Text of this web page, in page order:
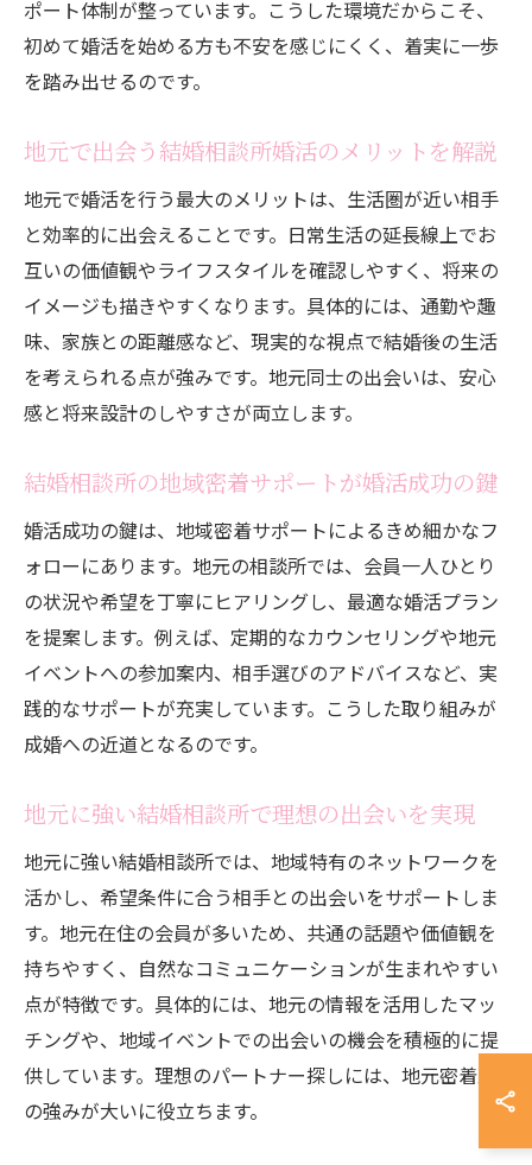
ポート体制が整っています。こうした環境だからこそ、
初めて婚活を始める方も不安を感じにくく、着実に一歩
を踏み出せるのです。
地元で出会う結婚相談所婚活のメリットを解説
地元で婚活を行う最大のメリットは、生活圏が近い相手
と効率的に出会えることです。日常生活の延長線上でお
互いの価値観やライフスタイルを確認しやすく、将来の
イメージも描きやすくなります。具体的には、通勤や趣
味、家族との距離感など、現実的な視点で結婚後の生活
を考えられる点が強みです。地元同士の出会いは、安心
感と将来設計のしやすさが両立します。
結婚相談所の地域密着サポートが婚活成功の鍵
婚活成功の鍵は、地域密着サポートによるきめ細かなフ
ォローにあります。地元の相談所では、会員一人ひとり
の状況や希望を丁寧にヒアリングし、最適な婚活プラン
を提案します。例えば、定期的なカウンセリングや地元
イベントへの参加案内、相手選びのアドバイスなど、実
践的なサポートが充実しています。こうした取り組みが
成婚への近道となるのです。
地元に強い結婚相談所で理想の出会いを実現
地元に強い結婚相談所では、地域特有のネットワークを
活かし、希望条件に合う相手との出会いをサポートしま
す。地元在住の会員が多いため、共通の話題や価値観を
持ちやすく、自然なコミュニケーションが生まれやすい
点が特徴です。具体的には、地元の情報を活用したマッ
チングや、地域イベントでの出会いの機会を積極的に提
供しています。理想のパートナー探しには、地元密着型
の強みが大いに役立ちます。